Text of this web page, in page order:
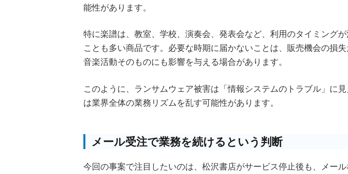
能性があります。
特に楽譜は、教室、学校、演奏会、発表会など、利用のタイミング
ことも多い商品です。必要な時期に届かないことは、販売機会の損失
音楽活動そのものにも影響を与える場合があります。
このように、ランサムウェア被害は「情報システムのトラブル」に
は業界全体の業務リズムを乱す可能性があります。
メール受注で業務を続けるという判断
今回の事案で注目したいのは、松沢書店がサービス停止後も、メー